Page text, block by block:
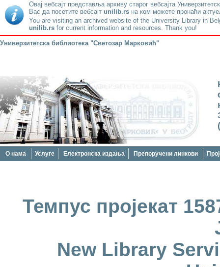
Овај вебсајт представља архиву старог вебсајта
Вас да посетите вебсајт unilib.rs на ком можете пронаћи
You are visiting an archived website of the University Library in
unilib.rs for current information and resources. Thank you!
Универзитетска библиотека "Светозар Марковић"
О нама Услуге Електронска издања Препоручени линкови
Темпус пројекат
New Library